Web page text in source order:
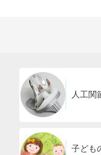
人工関
子ども